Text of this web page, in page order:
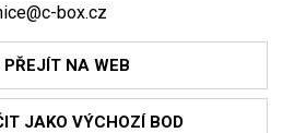
box.cz
NA WEB
JAKO VÝCHOZÍ BOD